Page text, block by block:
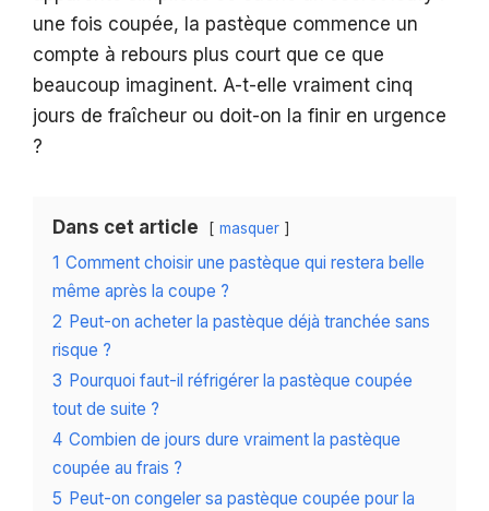
une fois coupée, la pastèque commence un
compte à rebours plus court que ce que
beaucoup imaginent. A-t-elle vraiment cinq
jours de fraîcheur ou doit-on la finir en urgence
?
Dans cet article masquer
1 Comment choisir une pastèque qui restera belle
même après la coupe ?
2 Peut-on acheter la pastèque déjà tranchée sans
risque ?
3 Pourquoi faut-il réfrigérer la pastèque coupée
tout de suite ?
4 Combien de jours dure vraiment la pastèque
coupée au frais ?
5 Peut-on congeler sa pastèque coupée pour la